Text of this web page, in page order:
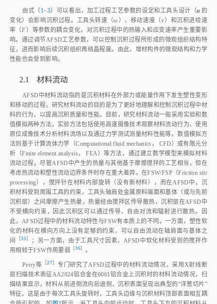
由式（ 1~3）可以看出，加工过程工艺参数的设定和工具头设计（u 的
变化）会影响沉积过程。工具头转速（ω ）、移动速度（v ）和沉积进给速
率（F）等参数的耦合变化，对沉积过程中的热输入和应变速率产生重要影
响。通过调节AFSD工艺参数，可以控制沉积过程所形成的微观组织结构特
征，进而影响后续沉积组织再结晶程度。由此，增材构件的微观结构和力学
性能也会受到影响。
2.1 材料流动
AFSD中材料流动指的是沉积材料在外部力或能量作用下发生塑性变形
和移动的过程，研究材料流动的目的是为了更好地理解和控制沉积过程中材
料的行为，以提高沉积质量和性能。目前，研究材料流动一般采用实验和数
值模拟两种方法。实验方法包括使用高速摄像技术观察材料流动行为、使用
原位成像技术分析材料流场以及通过力学测试测量材料性能等。数值模拟方
法则基于计算流体力学（Computational fluid mechanics， CFD）或有限元分
析（Finite element analysis， FEA）等方法，通过建立数学模型来模拟材料
流动过程。尽管AFSD中产生的热量与其他基于摩擦搅拌的工艺相当，但在
考虑热流动和塑性流动边界条件时存在重大差异。在FSW/FSP（Friction stir
processing），搅拌针在材料内部旋转（没有新材料），而在AFSD中，沉
积材料受到周围工具的约束，工具头轴肩处金属原料端面和基体（或与先前
沉积层）之间摩擦产生热量，热量经由搅拌区传导散热，沉积层在AFSD中
不受横向约束，因此沉积区可以通过传导、自由对流和辐射进行散热。因
此，AFSD过程中的材料流动特性与FSW有本质上的不同。一方面，塑性软
化的材料在横向方向上没有足够的约束，可以自由流动在轴肩面与基体之
间
［35］
；另一方面，由于工具尺寸因素，AFSD中软化材料受到的搅拌作
用相较于FSW作用要弱 ［36］ 。
Perry等 ［27］专门研究了AFSD过程中的材料流动情况，采用X射线断
层扫描技术表征AA2024铝合金在6061铝合金上沉积时的材料流动情况，扫
描结果显示，材料从前进侧流向后退侧，沉积表面呈现出典型的“洋葱切片”
特征。这是由于每次工具头旋转时，工具头边缘与沉积材料顶部表面相互耦